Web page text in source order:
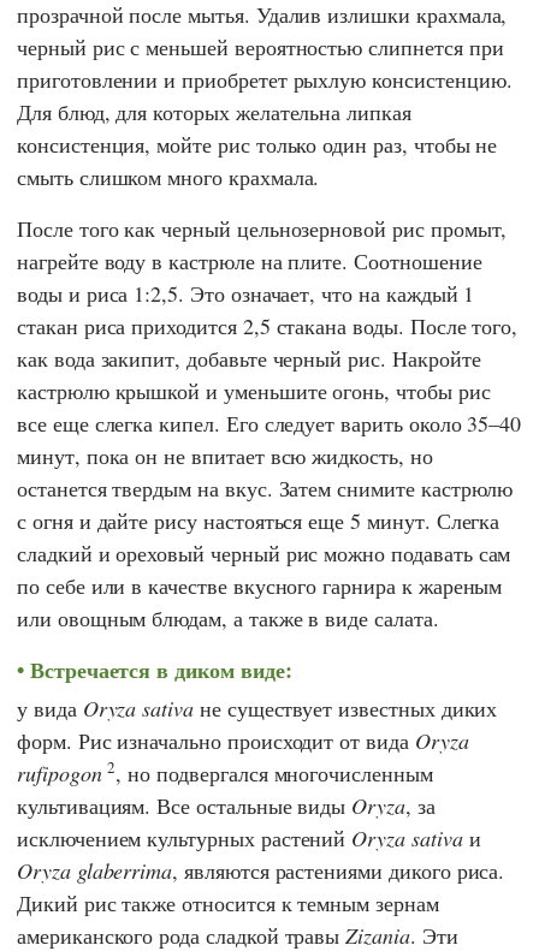
прозрачной после мытья. Удалив излишки крахмала,
черный рис с меньшей вероятностью слипнется при
приготовлении и приобретет рыхлую консистенцию.
Для блюд, для которых желательна липкая
консистенция, мойте рис только один раз, чтобы не
смыть слишком много крахмала.
После того как черный цельнозерновой рис промыт,
нагрейте воду в кастрюле на плите. Соотношение
воды и риса 1:2,5. Это означает, что на каждый 1
стакан риса приходится 2,5 стакана воды. После того,
как вода закипит, добавьте черный рис. Накройте
кастрюлю крышкой и уменьшите огонь, чтобы рис
все еще слегка кипел. Его следует варить около 35–40
минут, пока он не впитает всю жидкость, но
останется твердым на вкус. Затем снимите кастрюлю
с огня и дайте рису настояться еще 5 минут. Слегка
сладкий и ореховый черный рис можно подавать сам
по себе или в качестве вкусного гарнира к жареным
или овощным блюдам, а также в виде салата.
Встречается в диком виде:
у вида Oryza sativaне существует известных диких
форм. Рис изначально происходит от вида Oryza
rufipogon 2, но подвергался многочисленным
культивациям. Все остальные виды Oryza, за
исключением культурных растений Oryza sativaи
Oryza glaberrima, являются растениями дикого риса.
Дикий рис также относится к темным зернам
американского рода сладкой травыZizania. Эти